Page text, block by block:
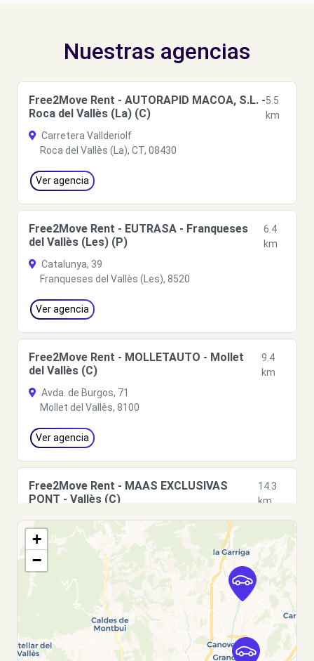
Nuestras agencias
Free2Move Rent - AUTORAPID MACOA, S.L. -
Roca del Vallès (La) (C)
5.5
km
Carretera Vallderiolf
Roca del Vallès (La), CT, 08430
Ver agencia
Free2Move Rent - EUTRASA - Franqueses
del Vallès (Les) (P)
6.4
km
Catalunya, 39
Franqueses del Vallès (Les), 8520
Ver agencia
Free2Move Rent - MOLLETAUTO - Mollet
del Vallès (C)
9.4
km
Avda. de Burgos, 71
Mollet del Vallès, 8100
Ver agencia
Free2Move Rent - MAAS EXCLUSIVAS
PONT - Vallès (C)
14.3
km
RONDA INDUSTRIA
Barberá del Vallès, 8210
Free2Move Rent - MAAS EXCLUSIVAS
PONT - Vallès (D)
RONDA INDUSTRIA
+
−